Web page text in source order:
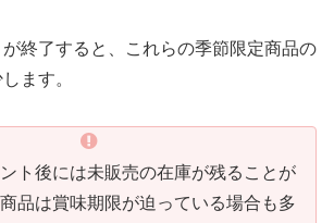
終了すると、これらの季節限定商品の
ます。
ト後には未販売の在庫が残ることが
品は賞味期限が迫っている場合も多